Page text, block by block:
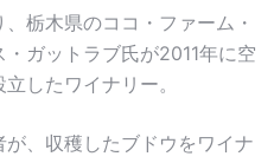
栃木県のココ・ファーム・
ガットラブ氏が2011年に空
したワイナリー。
、収穫したブドウをワイナ